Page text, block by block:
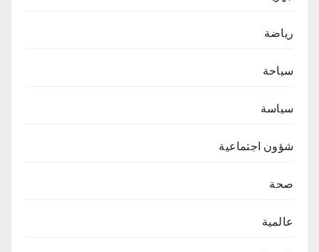
رياضة
سياحة
سياسة
شؤون اجتماعية
صحة
عالمية